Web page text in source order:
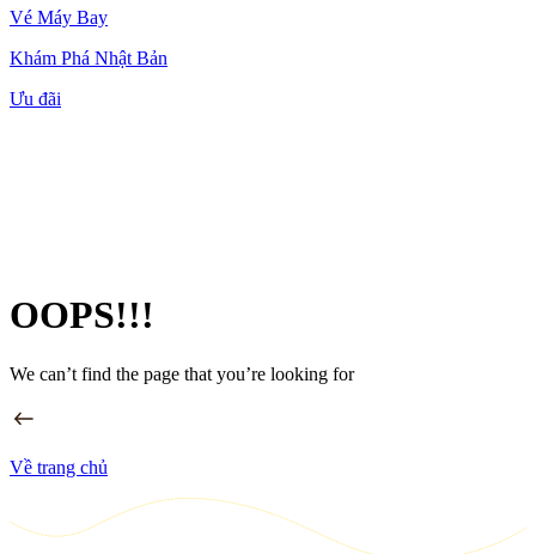
Vé Máy Bay
Khám Phá Nhật Bản
Ưu đãi
OOPS!!!
We can’t find the page that you’re looking for
Về trang chủ